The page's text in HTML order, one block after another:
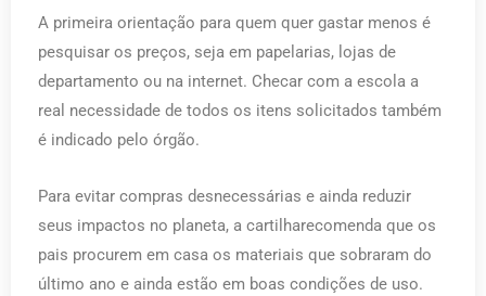
A primeira orientação para quem quer gastar menos é
pesquisar os preços, seja em papelarias, lojas de
departamento ou na internet. Checar com a escola a
real necessidade de todos os itens solicitados também
é indicado pelo órgão.
Para evitar compras desnecessárias e ainda reduzir
seus impactos no planeta, a cartilharecomenda que os
pais procurem em casa os materiais que sobraram do
último ano e ainda estão em boas condições de uso.